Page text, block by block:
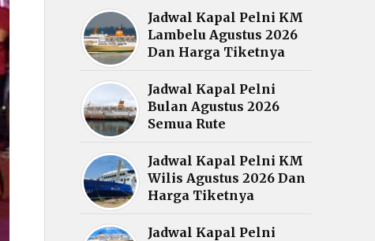
Jadwal Kapal Pelni KM
Lambelu Agustus 2026
Dan Harga Tiketnya
Jadwal Kapal Pelni
Bulan Agustus 2026
Semua Rute
Jadwal Kapal Pelni KM
Wilis Agustus 2026 Dan
Harga Tiketnya
Jadwal Kapal Pelni